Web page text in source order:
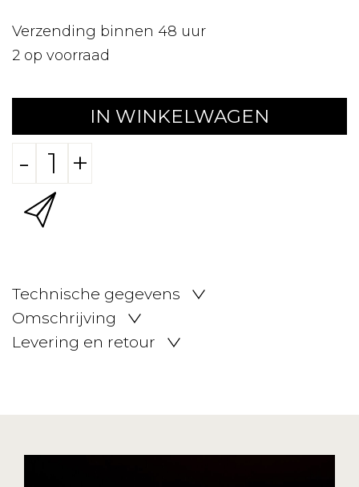
Verzending binnen 48 uur
2 op voorraad
IN WINKELWAGEN
- +
Technische gegevens
Omschrijving
Levering en retour